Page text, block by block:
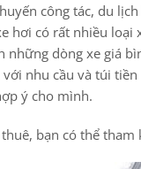
công tác, du
có rất nhiều loại
những dòng xe giá
nhu cầu và túi
ý cho mình.
bạn có thể tham